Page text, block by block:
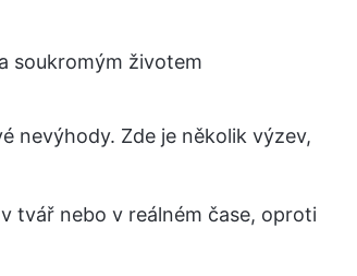
soukromým životem
nevýhody. Zde je několik výzev,
tvář nebo v reálném čase, oproti